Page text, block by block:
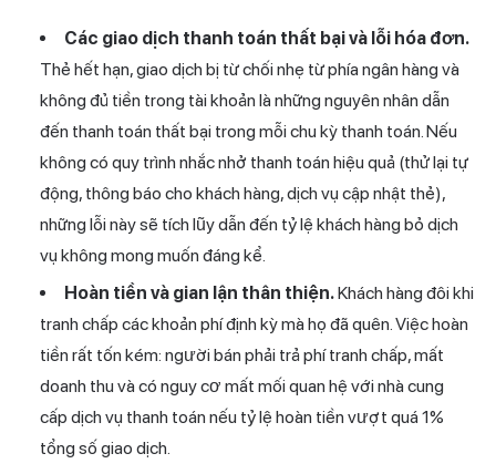
Các giao dịch thanh toán thất bại và lỗi hóa đơn.
Thẻ hết hạn, giao dịch bị từ chối nhẹ từ phía ngân hàng và
không đủ tiền trong tài khoản là những nguyên nhân dẫn
đến thanh toán thất bại trong mỗi chu kỳ thanh toán. Nếu
không có quy trình nhắc nhở thanh toán hiệu quả (thử lại tự
động, thông báo cho khách hàng, dịch vụ cập nhật thẻ),
những lỗi này sẽ tích lũy dẫn đến tỷ lệ khách hàng bỏ dịch
vụ không mong muốn đáng kể.
Hoàn tiền và gian lận thân thiện.Khách hàng đôi khi
tranh chấp các khoản phí định kỳ mà họ đã quên. Việc hoàn
tiền rất tốn kém: người bán phải trả phí tranh chấp, mất
doanh thu và có nguy cơ mất mối quan hệ với nhà cung
cấp dịch vụ thanh toán nếu tỷ lệ hoàn tiền vượt quá 1%
tổng số giao dịch.